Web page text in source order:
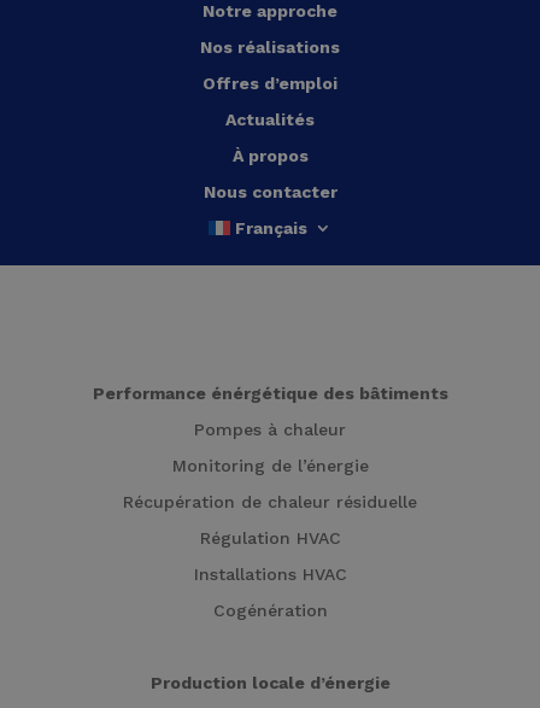
Notre approche
Nos réalisations
Offres d’emploi
Actualités
À propos
Nous contacter
Français
Performance énérgétique des bâtiments
Pompes à chaleur
Monitoring de l’énergie
Récupération de chaleur résiduelle
Régulation HVAC
Installations HVAC
Cogénération
Production locale d’énergie